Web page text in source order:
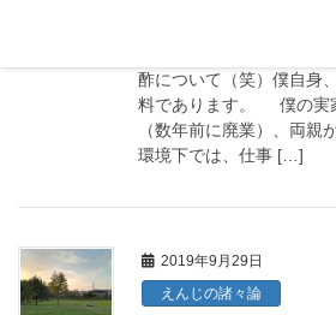
酢について（笑）僕自身
料であります。 僕の実
（数年前に廃業）、両親
環境下では、仕事 […]
2019年9月29日
えんじの諸々論